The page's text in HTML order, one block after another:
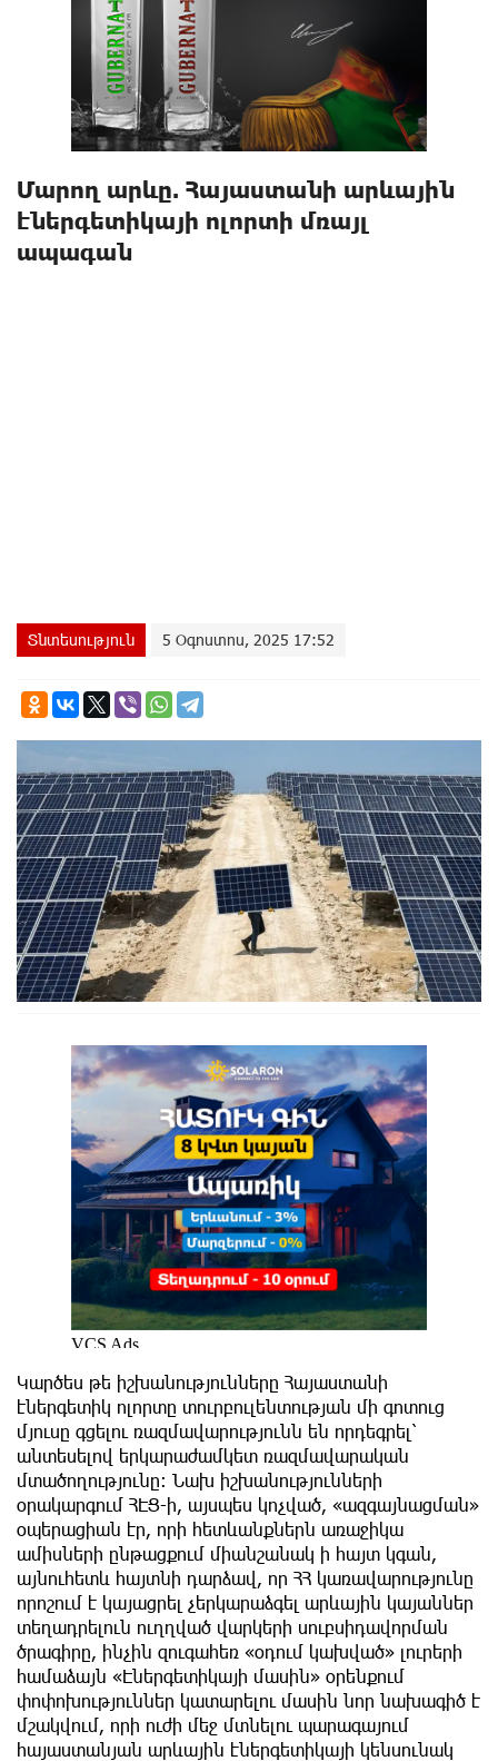
Մարող արևը. Հայաստանի արևային
էներգետիկայի ոլորտի մռայլ
ապագան
Տնտեսություն 5 Օգոստոս, 2025 17:52
Կարծես թե իշխանությունները Հայաստանի
էներգետիկ ոլորտը տուրբուլենտության մի գոտուց
մյուսը գցելու ռազմավարությունն են որդեգրել՝
անտեսելով երկարաժամկետ ռազմավարական
մտածողությունը։ Նախ իշխանությունների
օրակարգում ՀԷՑ-ի, այսպես կոչված, «ազգայնացման»
օպերացիան էր, որի հետևանքներն առաջիկա
ամիսների ընթացքում միանշանակ ի հայտ կգան,
այնուհետև հայտնի դարձավ, որ ՀՀ կառավարությունը
որոշում է կայացրել չերկարաձգել արևային կայաններ
տեղադրելուն ուղղված վարկերի սուբսիդավորման
ծրագիրը, ինչին զուգահեռ «օդում կախված» լուրերի
համաձայն «Էներգետիկայի մասին» օրենքում
փոփոխություններ կատարելու մասին նոր նախագիծ է
մշակվում, որի ուժի մեջ մտնելու պարագայում
հայաստանյան արևային էներգետիկայի կենսունակ